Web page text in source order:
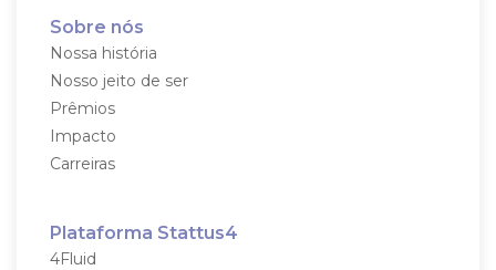
Sobre nós
Nossa história
Nosso jeito de ser
Prêmios
Impacto
Carreiras
Plataforma Stattus4
4Fluid